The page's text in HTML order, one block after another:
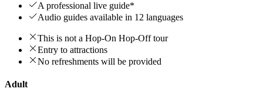
A professional live guide*
Audio guides available in 12 languages
This is not a Hop-On Hop-Off tour
Entry to attractions
No refreshments will be provided
Adult